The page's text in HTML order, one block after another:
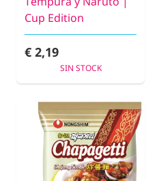
Cup Edition
€ 2,19
SIN STOCK